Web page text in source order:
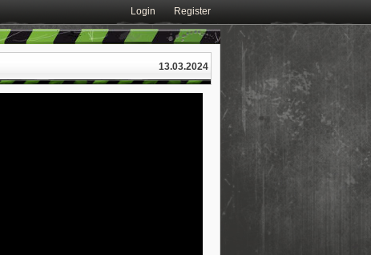
Login Register
13.03.2024